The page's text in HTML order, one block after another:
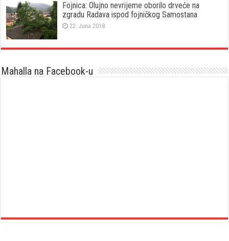
Fojnica: Olujno nevrijeme oborilo drveće na
zgradu Radava ispod fojničkog Samostana
22. Juna 2018.
Mahalla na Facebook-u